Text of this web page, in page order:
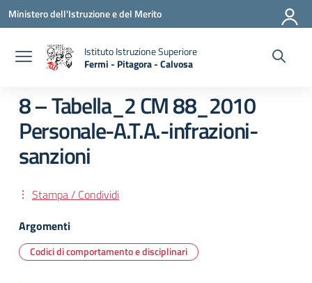
Vai ai contenuti
Vai al menu di navigazione
Vai al footer
Ministero dell'Istruzione e del Merito
Istituto Istruzione Superiore
Fermi - Pitagora - Calvosa
— Visita la pagina iniziale della scuola
8 – Tabella_2 CM 88_2010
Personale-A.T.A.-infrazioni-
sanzioni
Stampa / Condividi
Argomenti
Codici di comportamento e disciplinari